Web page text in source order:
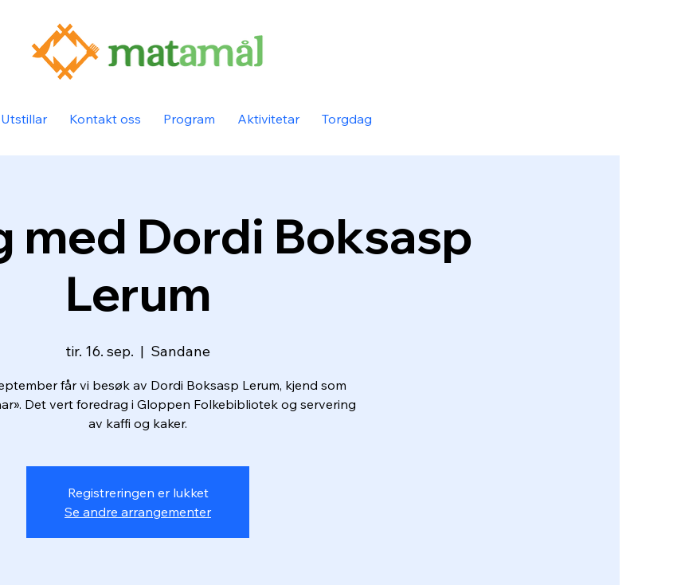
Utstillar Kontakt oss Program Aktivitetar Torgdag
med Dordi Boksasp
Lerum
tir. 16. sep.
  |
Sandane
får vi besøk av Dordi Boksasp Lerum, kjend som
Det vert foredrag i Gloppen Folkebibliotek og servering
av kaffi og kaker.
Registreringen er lukket
Se andre arrangementer